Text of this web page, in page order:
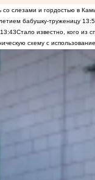
со слезами и гордостью в
бабушку-труженицу
13:43Стало известно, кого из
схему с